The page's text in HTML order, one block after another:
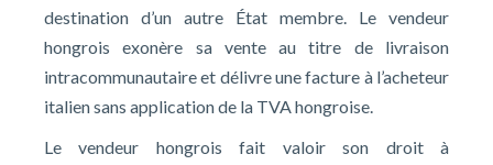
destination d’un autre État membre. Le vendeur
hongrois exonère sa vente au titre de livraison
intracommunautaire et délivre une facture à l’acheteur
italien sans application de la TVA hongroise.
Le vendeur hongrois fait valoir son droit à